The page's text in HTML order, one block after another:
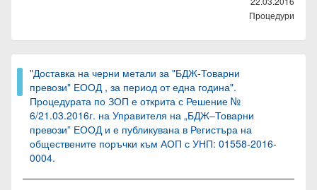
Процедури
"Доставка на черни метали за "БДЖ-Товарни
превози" ЕООД , за период от една година".
Процедурата по ЗОП е открита с Решение №
6/21.03.2016г. на Управителя на „БДЖ–Товарни
превози” ЕООД и е публикувана в Регистъра на
обществените поръчки към АОП с УНП: 01558-2016-
0004.